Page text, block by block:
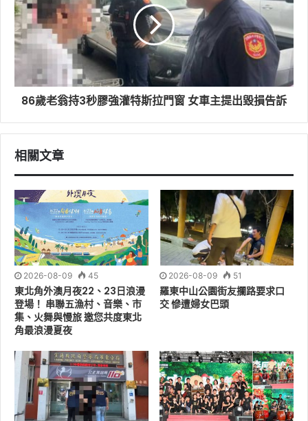
活動現場，許多回到安寧學堂的遺眷在明信片上寫下對逝
過一張張明信片，讓看世界的視角得以在安寧病房中延
續，也撫慰著每一位曾經歷道別的心。
活動尾聲，醫護團隊、志工與遺眷共同進行「生命的延續
之花」儀式。參與者在不同顏色與形狀的花型小卡上寫下
想念、感謝與祝福，並親手將花卡貼上「生命之樹」。一
86歲老翁持3秒膠強灌特斯拉門窗 女車主提出毀損告訴
相關文章
2026-08-09 45
東北角外澳月夜22、23日浪漫
登場！ 串聯五漁村、音樂、市
集、火舞與慢旅 邀您共度東北
角最浪漫夏夜
2026-08-09 51
羅東中山公園街友攔路要求口
交 慘遭婦女巴頭